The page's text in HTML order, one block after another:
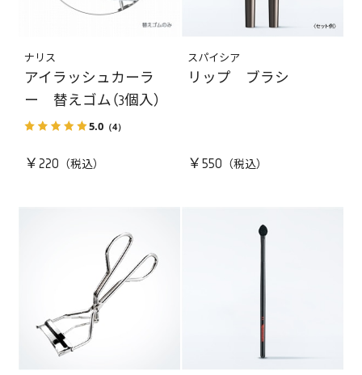
ナリス
アイラッシュカーラ
ー 替えゴム（3個入）
5.0 （4）
￥220
スパイシア
リップ ブラシ
￥550